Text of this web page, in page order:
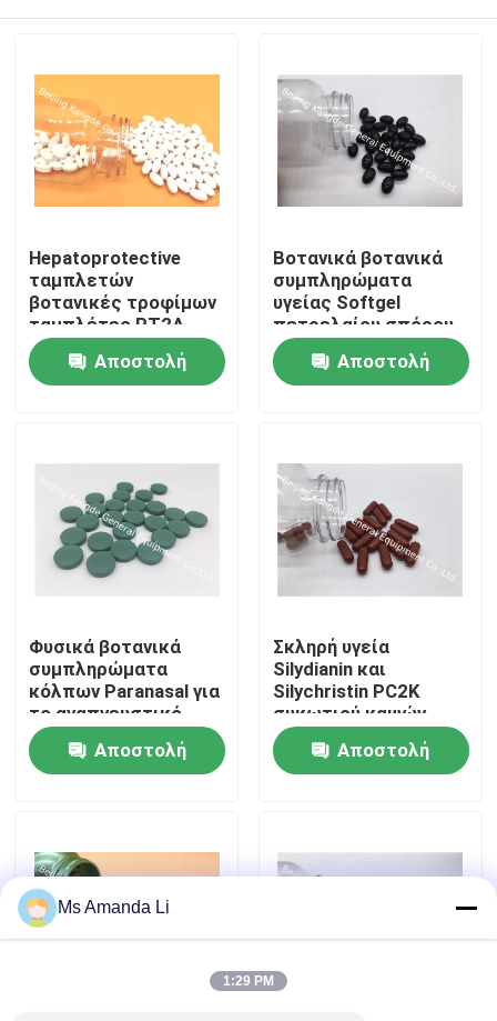
Σπίτι
Περίπου εμείς
Γύρος εργοστασίων
Ποιοτικός έλεγχος
Μας ελάτε σε επαφή με
Περιπτώσεις
Ζητήστε ένα απόσπασμα
Hepatoprotective
ταμπλετών
βοτανικές τροφίμων
ταμπλέτες PT2A
υγείας συκωτιού
συμπληρωμάτων
αγγειακές
Αποστολή
Βοτανικά βοτανικά
συμπληρώματα
υγείας Softgel
πετρελαίου σπόρου
κολοκύθας για
προστατικό υγιές
καρδιαγγειακό PS09
Αποστολή
Φυσικά βοτανικά
συμπληρώματα
κόλπων Paranasal για
το αναπνευστικό
σύστημα PT1P
απάντησης
ανάφλεξης
Αποστολή
Σκληρή υγεία
Silydianin και
Silychristin PC2K
συκωτιού καψών
κάρδων γάλακτος
SilymarinΑποστολή
Ms Amanda Li
1:29 PM